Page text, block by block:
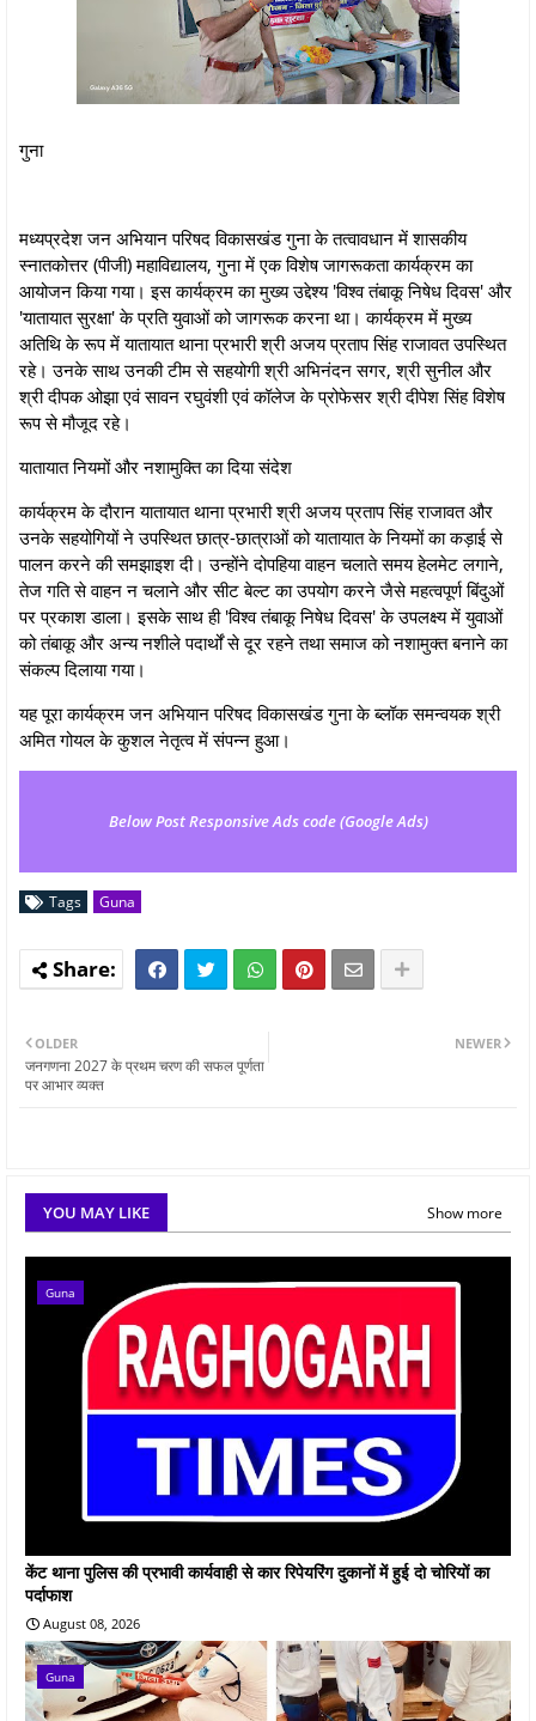
गुना
मध्यप्रदेश जन अभियान परिषद विकासखंड गुना के तत्वावधान में शासकीय
स्नातकोत्तर (पीजी) महाविद्यालय, गुना में एक विशेष जागरूकता कार्यक्रम का
आयोजन किया गया। इस कार्यक्रम का मुख्य उद्देश्य 'विश्व तंबाकू निषेध दिवस' और
'यातायात सुरक्षा' के प्रति युवाओं को जागरूक करना था। कार्यक्रम में मुख्य
अतिथि के रूप में यातायात थाना प्रभारी श्री अजय प्रताप सिंह राजावत उपस्थित
रहे। उनके साथ उनकी टीम से सहयोगी श्री अभिनंदन सगर, श्री सुनील और
श्री दीपक ओझा एवं सावन रघुवंशी एवं कॉलेज के प्रोफेसर श्री दीपेश सिंह विशेष
रूप से मौजूद रहे।
यातायात नियमों और नशामुक्ति का दिया संदेश
कार्यक्रम के दौरान यातायात थाना प्रभारी श्री अजय प्रताप सिंह राजावत और
उनके सहयोगियों ने उपस्थित छात्र-छात्राओं को यातायात के नियमों का कड़ाई से
पालन करने की समझाइश दी। उन्होंने दोपहिया वाहन चलाते समय हेलमेट लगाने,
तेज गति से वाहन न चलाने और सीट बेल्ट का उपयोग करने जैसे महत्वपूर्ण बिंदुओं
पर प्रकाश डाला। इसके साथ ही 'विश्व तंबाकू निषेध दिवस' के उपलक्ष्य में युवाओं
को तंबाकू और अन्य नशीले पदार्थों से दूर रहने तथा समाज को नशामुक्त बनाने का
संकल्प दिलाया गया।
यह पूरा कार्यक्रम जन अभियान परिषद विकासखंड गुना के ब्लॉक समन्वयक श्री
अमित गोयल के कुशल नेतृत्व में संपन्न हुआ।
Below Post Responsive Ads code (Google Ads)
Tags Guna
NEWER
OLDER
जनगणना 2027 के प्रथम चरण की सफल पूर्णता
पर आभार व्यक्त
YOU MAY LIKE Show more
Guna
केंट थाना पुलिस की प्रभावी कार्यवाही से कार रिपेयरिंग दुकानों में हुई दो चोरियों का
पर्दाफाश
August 08, 2026
Guna